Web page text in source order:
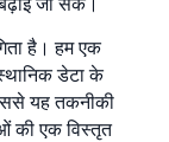
है। हम एक
डेटा के
यह तकनीकी
की एक विस्तृत